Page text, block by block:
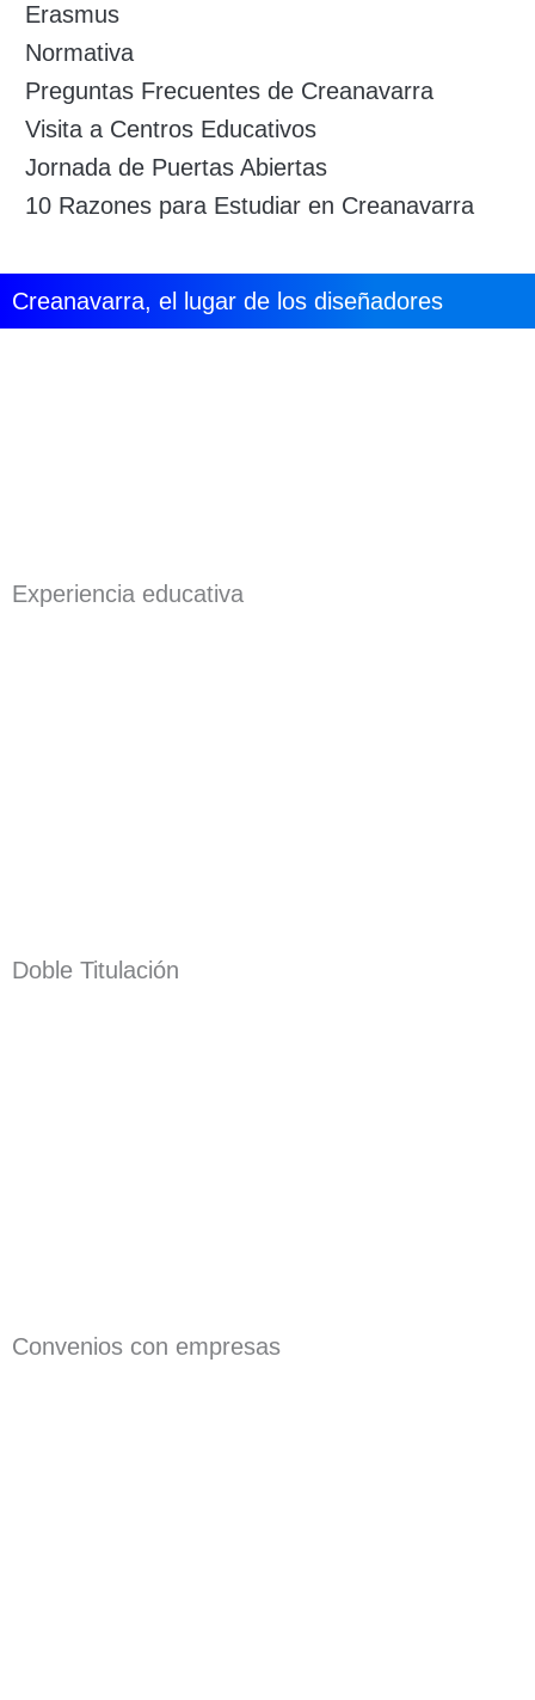
Erasmus
Normativa
Preguntas Frecuentes de Creanavarra
Visita a Centros Educativos
Jornada de Puertas Abiertas
10 Razones para Estudiar en Creanavarra
Creanavarra, el lugar de los diseñadores
Experiencia educativa
Doble Titulación
Convenios con empresas